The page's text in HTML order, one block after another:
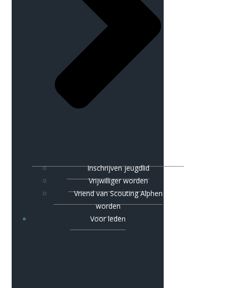
Inschrijven jeugdlid
Vrijwilliger worden
Vriend van Scouting Alphen
worden
Voor leden